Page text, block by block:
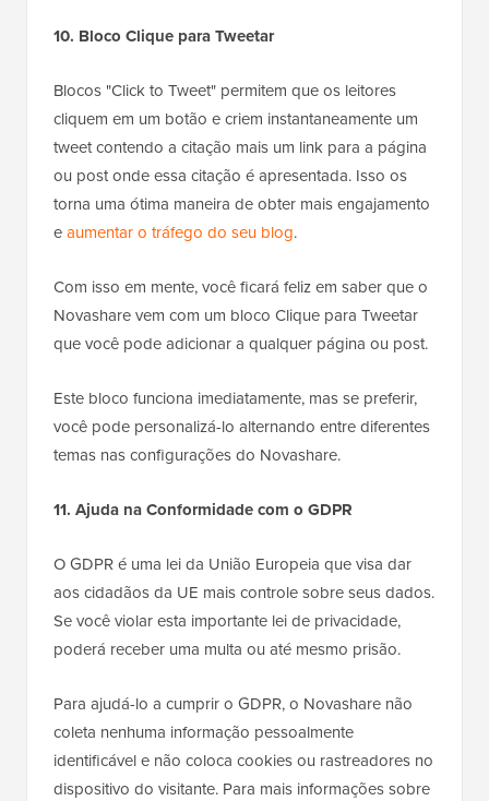
10. Bloco Clique para Tweetar
Blocos "Click to Tweet" permitem que os leitores
cliquem em um botão e criem instantaneamente um
tweet contendo a citação mais um link para a página
ou post onde essa citação é apresentada. Isso os
torna uma ótima maneira de obter mais engajamento
eaumentar o tráfego do seu blog.
Com isso em mente, você ficará feliz em saber que o
Novashare vem com um bloco Clique para Tweetar
que você pode adicionar a qualquer página ou post.
Este bloco funciona imediatamente, mas se preferir,
você pode personalizá-lo alternando entre diferentes
temas nas configurações do Novashare.
11. Ajuda na Conformidade com o GDPR
O GDPR é uma lei da União Europeia que visa dar
aos cidadãos da UE mais controle sobre seus dados.
Se você violar esta importante lei de privacidade,
poderá receber uma multa ou até mesmo prisão.
Para ajudá-lo a cumprir o GDPR, o Novashare não
coleta nenhuma informação pessoalmente
identificável e não coloca cookies ou rastreadores no
dispositivo do visitante. Para mais informações sobre